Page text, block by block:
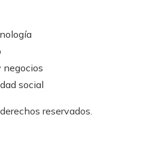
negocios
social
reservados.